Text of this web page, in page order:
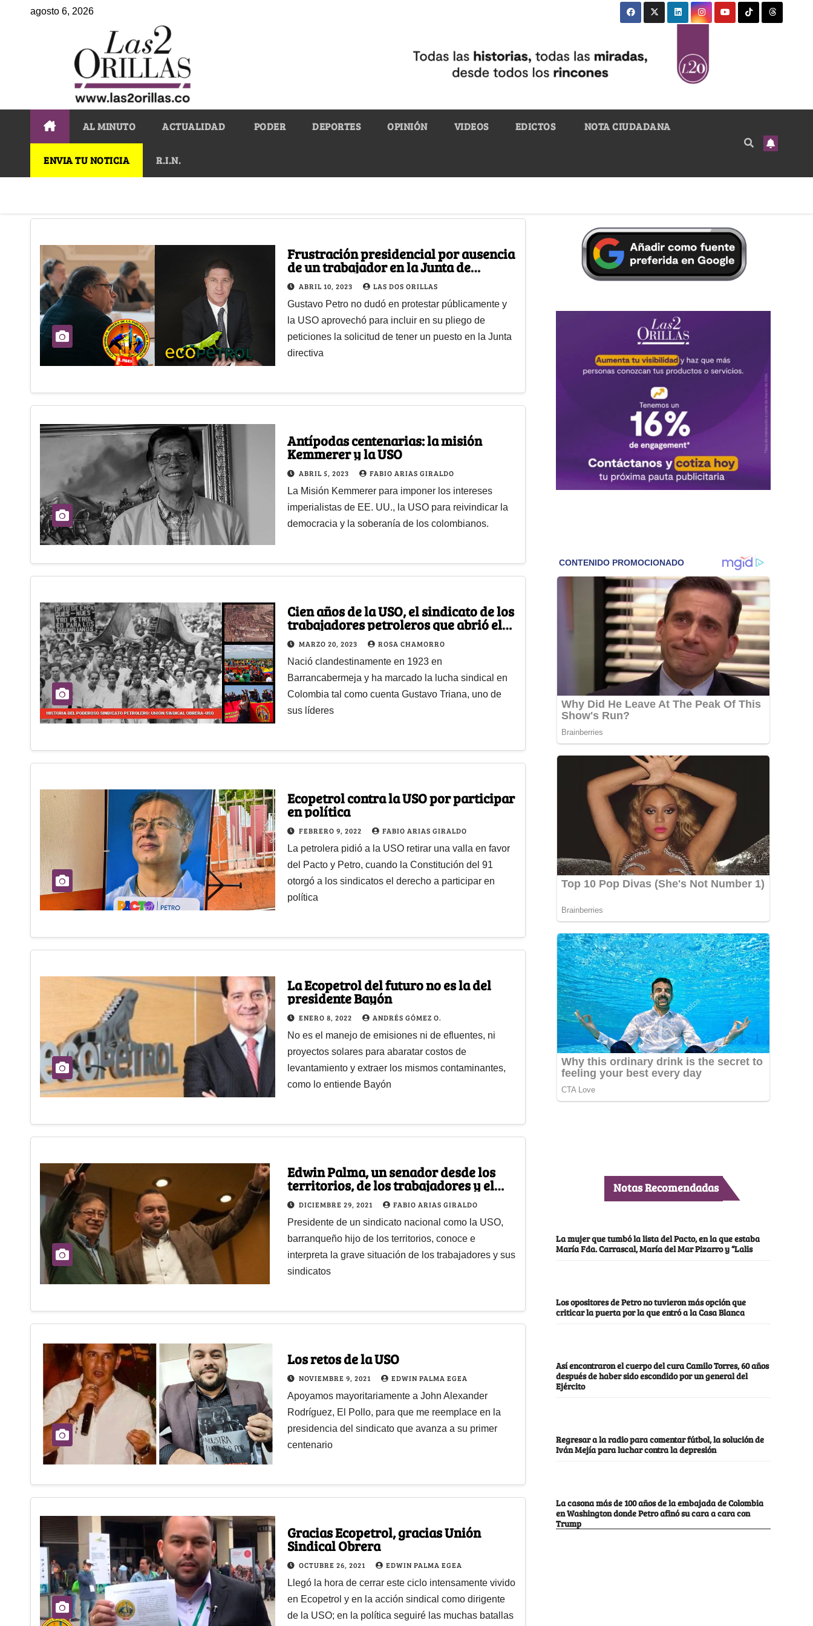
agosto 6, 2026
AL MINUTO ACTUALIDAD PODER DEPORTES OPINIÓN VIDEOS EDICTOS NOTA CIUDADANA
ENVIA TU NOTICIA R.I.N.
Frustración presidencial por ausencia
de un trabajador en la Junta de
Ecopetrol
ABRIL 10, 2023 LAS DOS ORILLAS
Gustavo Petro no dudó en protestar públicamente y
la USO aprovechó para incluir en su pliego de
peticiones la solicitud de tener un puesto en la Junta
directiva
Antípodas centenarias: la misión
Kemmerer y la USO
ABRIL 5, 2023 FABIO ARIAS GIRALDO
La Misión Kemmerer para imponer los intereses
imperialistas de EE. UU., la USO para reivindicar la
democracia y la soberanía de los colombianos.
Cien años de la USO, el sindicato de los
trabajadores petroleros que abrió el
camino en Colombia
MARZO 20, 2023 ROSA CHAMORRO
Nació clandestinamente en 1923 en
Barrancabermeja y ha marcado la lucha sindical en
Colombia tal como cuenta Gustavo Triana, uno de
sus líderes
Ecopetrol contra la USO por participar
en política
FEBRERO 9, 2022 FABIO ARIAS GIRALDO
La petrolera pidió a la USO retirar una valla en favor
del Pacto y Petro, cuando la Constitución del 91
otorgó a los sindicatos el derecho a participar en
política
La Ecopetrol del futuro no es la del
presidente Bayón
ENERO 8, 2022 ANDRÉS GÓMEZ O.
No es el manejo de emisiones ni de efluentes, ni
proyectos solares para abaratar costos de
levantamiento y extraer los mismos contaminantes,
como lo entiende Bayón
Edwin Palma, un senador desde los
territorios, de los trabajadores y el
sindicalismo
DICIEMBRE 29, 2021 FABIO ARIAS GIRALDO
Presidente de un sindicato nacional como la USO,
barranqueño hijo de los territorios, conoce e
interpreta la grave situación de los trabajadores y sus
sindicatos
Los retos de la USO
NOVIEMBRE 9, 2021 EDWIN PALMA EGEA
Apoyamos mayoritariamente a John Alexander
Rodríguez, El Pollo, para que me reemplace en la
presidencia del sindicato que avanza a su primer
centenario
Gracias Ecopetrol, gracias Unión
Sindical Obrera
OCTUBRE 26, 2021 EDWIN PALMA EGEA
Llegó la hora de cerrar este ciclo intensamente vivido
en Ecopetrol y en la acción sindical como dirigente
de la USO; en la política seguiré las muchas batallas
Notas Recomendadas
La mujer que tumbó la lista del Pacto, en la que estaba
María Fda. Carrascal, María del Mar Pizarro y “Lalis
Los opositores de Petro no tuvieron más opción que
criticar la puerta por la que entró a la Casa Blanca
Así encontraron el cuerpo del cura Camilo Torres, 60 años
después de haber sido escondido por un general del
Ejército
Regresar a la radio para comentar fútbol, la solución de
Iván Mejía para luchar contra la depresión
La casona más de 100 años de la embajada de Colombia
en Washington donde Petro afinó su cara a cara con
Trump